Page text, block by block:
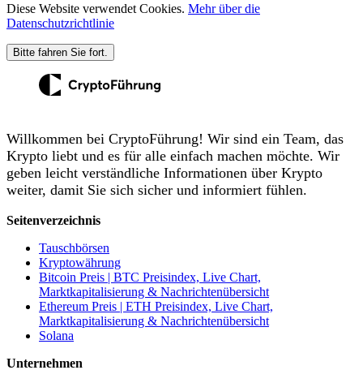
Diese Website verwendet Cookies. Mehr über die
Datenschutzrichtlinie
Bitte fahren Sie fort.
Willkommen bei CryptoFührung! Wir sind ein Team, das
Krypto liebt und es für alle einfach machen möchte. Wir
geben leicht verständliche Informationen über Krypto
weiter, damit Sie sich sicher und informiert fühlen.
Seitenverzeichnis
Tauschbörsen
Kryptowährung
Bitcoin Preis | BTC Preisindex, Live Chart,
Marktkapitalisierung & Nachrichtenübersicht
Ethereum Preis | ETH Preisindex, Live Chart,
Marktkapitalisierung & Nachrichtenübersicht
Solana
Unternehmen